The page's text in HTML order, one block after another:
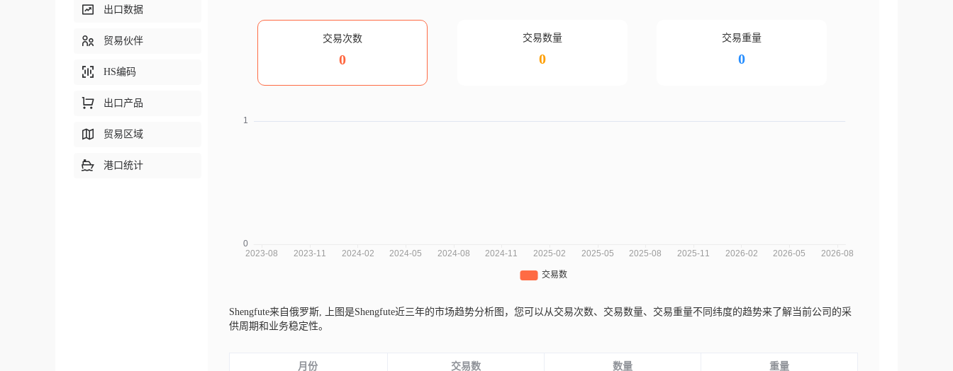
交易次数
0
交易数量
0
交易重量
0
Shengfute来自俄罗斯,
上图是Shengfute近三年的市场趋势分析图，您可以从交易次数、交易数量、交易重量不同纬度的趋势来了解当前公司的采
供周期和业务稳定性。
月份 交易数 数量 重量
出口数据
贸易伙伴
HS编码
出口产品
贸易区域
港口统计